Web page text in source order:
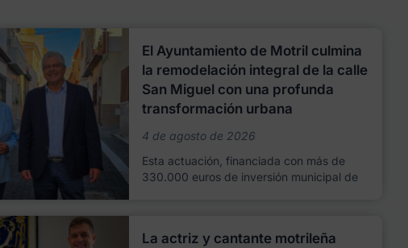
El Ayuntamiento de Motril culmina
la remodelación integral de la calle
San Miguel con una profunda
transformación urbana
4 de agosto de 2026
Esta actuación, financiada con más de
330.000 euros de inversión municipal de
La actriz y cantante motrileña